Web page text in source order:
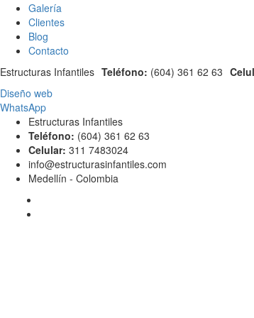
Galería
Clientes
Blog
Contacto
Estructuras Infantiles Teléfono: (604) 361 62 63
Diseño web
WhatsApp
Estructuras Infantiles
Teléfono: (604) 361 62 63
Celular: 311 7483024
info@estructurasinfantiles.com
Medellín - Colombia